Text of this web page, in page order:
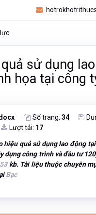
sử dụng
họa tại công
Số trang:34
Lượt tải: 17
hiệu quả sử dụng lao động
dựng công trình và đầu tư
53kb. Tài liệu thuộc chuyên
Bạc